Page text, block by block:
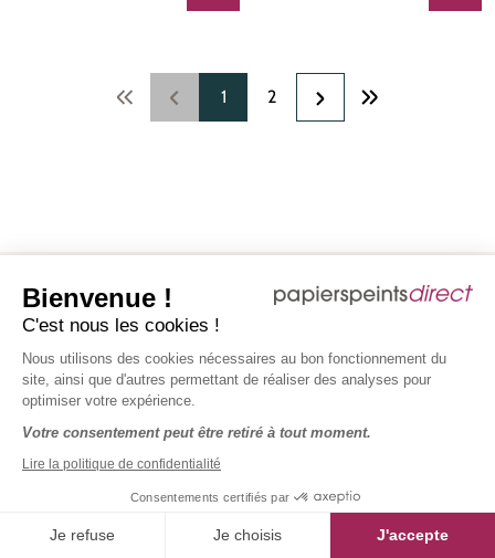
Bienvenue !
C'est nous les cookies !
Nous utilisons des cookies nécessaires au bon fonctionnement du
site, ainsi que d'autres permettant de réaliser des analyses pour
optimiser votre expérience.
Votre consentement peut être retiré à tout moment.
Lire la politique de confidentialité
Consentements certifiés par
Je refuse Je choisis J'accepte
Page
1 Page
2
Livraison Gratuite
& Rapide*
commandés en